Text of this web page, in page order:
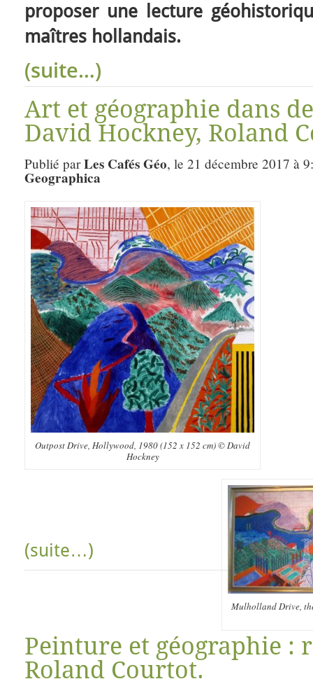
proposer une lecture
maîtres hollandais.
(suite…)
Art et géographie dans
David Hockney, Roland
Publié parLes Cafés Géo, le 21 décembre 2017 à
Geographica
Outpost Drive, Hollywood, 1980 (152 x 152 cm) © David
Hockney
Mulholland Drive,
(suite…)
Peinture et géographie :
Roland Courtot.